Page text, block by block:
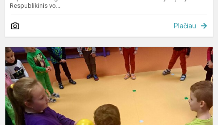
Respublikinis vo...
Plačiau